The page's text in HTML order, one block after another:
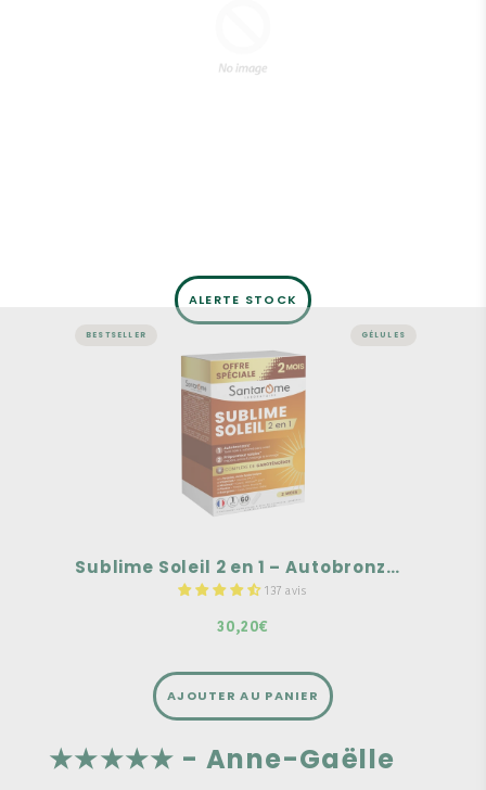
ALERTE STOCK
BESTSELLER GÉLULES
Sublime Soleil 2 en 1 – Autobronzant et Préparateur solaire – 60 gélules 2 mois
137 avis
30,20€
Sublime Soleil 2 en 1 –
Autobronzant et Préparateur
solaire – 60 gélules 2 mois
Prépare, active et prolonge le bronzage
Teint hâlé & sublimé sans soleil
AJOUTER AU PANIER
★★★★★ - Anne-Gaëlle